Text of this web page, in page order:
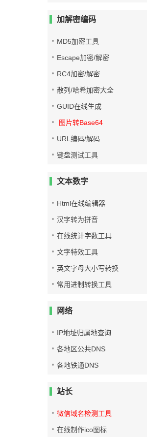
加解密编码
MD5加密工具
Escape加密/解密
RC4加密/解密
散列/哈希加密大全
GUID在线生成
图片转Base64
URL编码/解码
键盘测试工具
文本数字
Html在线编辑器
汉字转为拼音
在线统计字数工具
文字特效工具
英文字母大小写转换
常用进制转换工具
网络
IP地址归属地查询
各地区公共DNS
各地铁通DNS
站长
微信域名检测工具
在线制作ico图标